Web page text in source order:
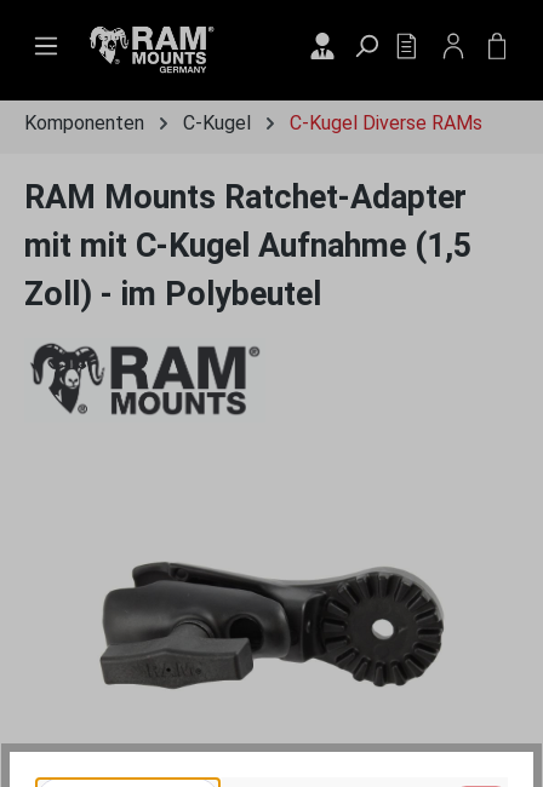
Zum Hauptinhalt springen
DU HAST 0
Komponenten C-Kugel C-Kugel Diverse RAMs
RAM Mounts Ratchet-Adapter
mit mit C-Kugel Aufnahme (1,5
Zoll) - im Polybeutel